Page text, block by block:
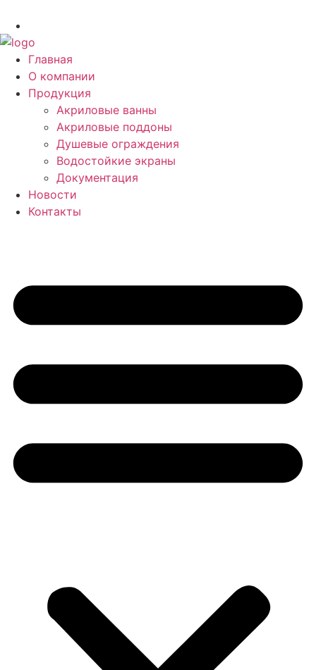
Главная
О компании
Продукция
Акриловые ванны
Акриловые поддоны
Душевые ограждения
Водостойкие экраны
Документация
Новости
Контакты